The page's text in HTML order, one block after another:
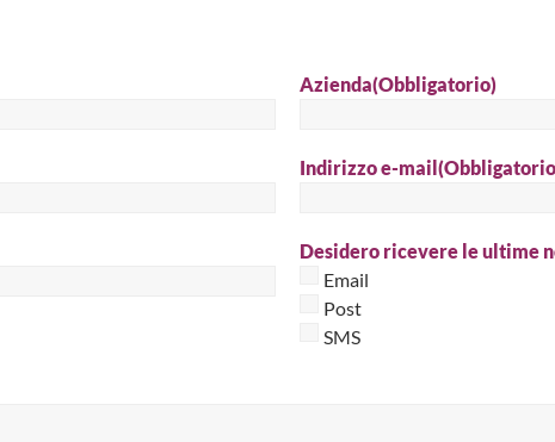
Azienda(Obbligatorio)
Indirizzo e-mail
Desidero ricevere le ultime
Email
Post
SMS